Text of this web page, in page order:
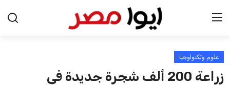
الرئيسية
علوم وتكنولوجيا
زراعة 200 ألف شجرة جديدة في